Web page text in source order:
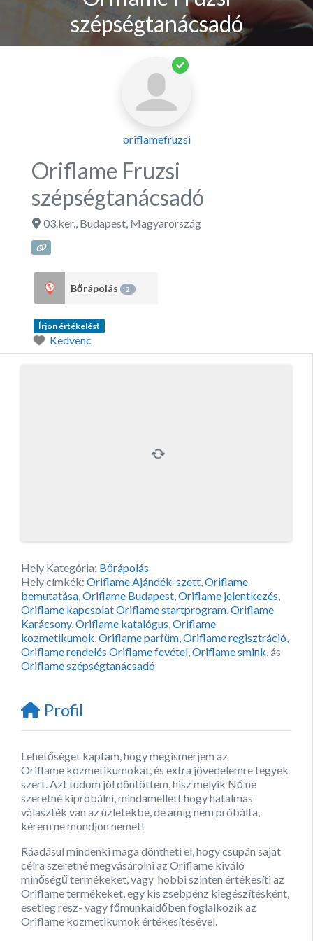
szépségtanácsadó
oriflamefruzsi
Oriflame Fruzsi
szépségtanácsadó
03.ker., Budapest, Magyarország
Bőrápolás 2
Írjon értékelést
Kedvenc
Hely Kategória: Bőrápolás
Hely címkék: Oriflame Ajándék-szett Oriflame
bemutatása Oriflame Budapest Oriflame jelentkezés
Oriflame kapcsolat Oriflame startprogram Oriflame
Karácsony, Oriflame katalógus Oriflame
kozmetikumok Oriflame parfüm Oriflame regisztráció
Oriflame rendelés Oriflame fevétel Oriflame smink , ás
Oriflame szépségtanácsadó
Profil
Lehetőséget kaptam, hogy megismerjem az
Oriflame kozmetikumokat, és extra jövedelemre tegyek
szert. Azt tudom jól döntöttem, hisz melyik Nő ne
szeretné kipróbálni, mindamellett hogy hatalmas
választék van az üzletekbe, de amíg nem próbálta,
kérem ne mondjon nemet!
Ráadásul mindenki maga döntheti el, hogy csupán saját
célra szeretné megvásárolni az Oriflame kiváló
minőségű termékeket, vagy hobbi szinten értékesíti az
Oriflame termékeket, egy kis zsebpénz kiegészítésként,
esetleg rész- vagy főmunkaidőben foglalkozik az
Oriflame kozmetikumok értékesítésével.